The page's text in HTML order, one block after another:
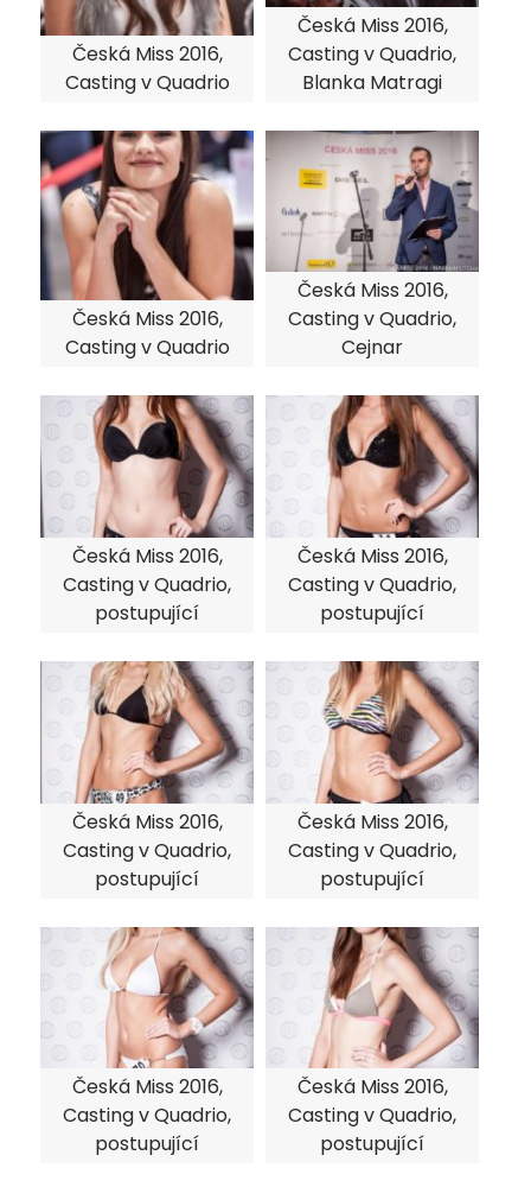
Česká Miss 2016,
Casting v Quadrio
Česká Miss 2016,
Casting v Quadrio,
Blanka Matragi
Česká Miss 2016,
Casting v Quadrio
Česká Miss 2016,
Casting v Quadrio,
Cejnar
Česká Miss 2016,
Casting v Quadrio,
postupující
Česká Miss 2016,
Casting v Quadrio,
postupující
Česká Miss 2016,
Casting v Quadrio,
postupující
Česká Miss 2016,
Casting v Quadrio,
postupující
Česká Miss 2016,
Casting v Quadrio,
postupující
Česká Miss 2016,
Casting v Quadrio,
postupující